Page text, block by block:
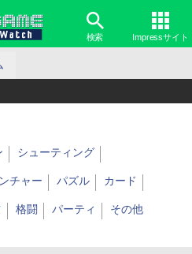
検索 Impressサイト
シューティング
チャー パズル カード
格闘 パーティ その他